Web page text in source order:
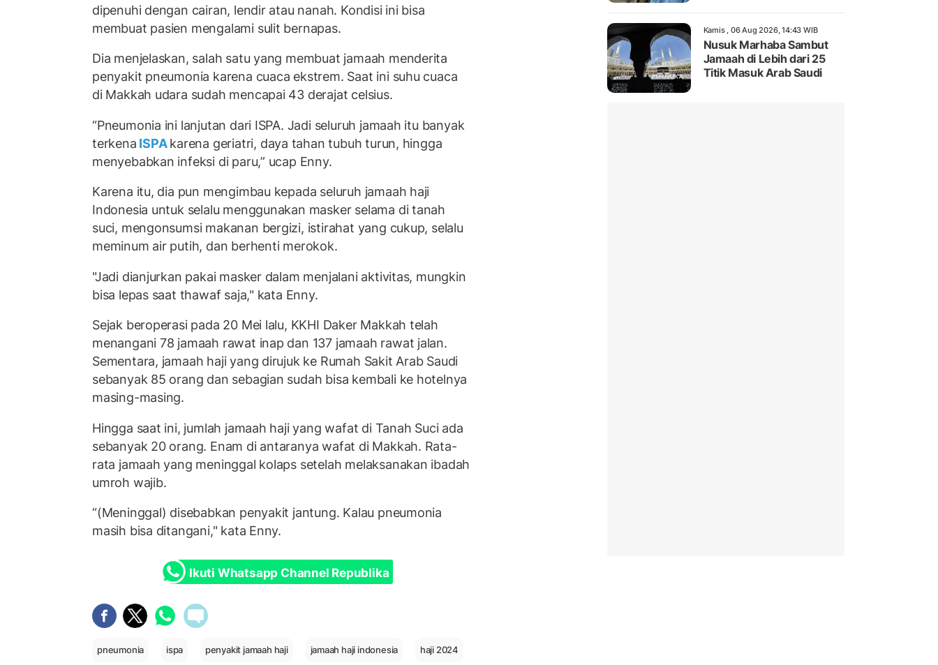
dipenuhi dengan cairan, lendir atau nanah. Kondisi ini bisa
membuat pasien mengalami sulit bernapas.
Dia menjelaskan, salah satu yang membuat jamaah menderita
penyakit pneumonia karena cuaca ekstrem. Saat ini suhu cuaca
di Makkah udara sudah mencapai 43 derajat celsius.
“Pneumonia ini lanjutan dari ISPA. Jadi seluruh jamaah itu banyak
terkena ISPAkarena geriatri, daya tahan tubuh turun, hingga
menyebabkan infeksi di paru,” ucap Enny.
Karena itu, dia pun mengimbau kepada seluruh jamaah haji
Indonesia untuk selalu menggunakan masker selama di tanah
suci, mengonsumsi makanan bergizi, istirahat yang cukup, selalu
meminum air putih, dan berhenti merokok.
"Jadi dianjurkan pakai masker dalam menjalani aktivitas, mungkin
bisa lepas saat thawaf saja," kata Enny.
Sejak beroperasi pada 20 Mei lalu, KKHI Daker Makkah telah
menangani 78 jamaah rawat inap dan 137 jamaah rawat jalan.
Sementara, jamaah haji yang dirujuk ke Rumah Sakit Arab Saudi
sebanyak 85 orang dan sebagian sudah bisa kembali ke hotelnya
masing-masing.
Hingga saat ini, jumlah jamaah haji yang wafat di Tanah Suci ada
sebanyak 20 orang. Enam di antaranya wafat di Makkah. Rata-
rata jamaah yang meninggal kolaps setelah melaksanakan ibadah
umroh wajib.
“(Meninggal) disebabkan penyakit jantung. Kalau pneumonia
masih bisa ditangani," kata Enny.
Ikuti Whatsapp Channel Republika
pneumonia ispa penyakit jamaah haji jamaah haji indonesia haji 2024
Kamis , 06 Aug 2026, 14:43 WIB
Nusuk Marhaba Sambut
Jamaah di Lebih dari 25
Titik Masuk Arab Saudi